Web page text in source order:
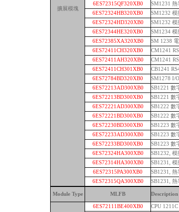
擴展模塊
6ES72315QF320XB0
SM1231 熱
6ES72324HB320XB0
SM1232
6ES72324HD320XB0
SM1232
6ES72344HE320XB0
SM1234
6ES72385XA320XB0
SM 1238
6ES72411CH320XB0
CM1241
6ES72411AH320XB0
CM1241
6ES72411CH301XB0
CB1241
6ES72784BD320XB0
SM1278 I/
6ES72213AD300XB0
SB1221 數
6ES72213BD300XB0
SB1221 數
6ES72221AD300XB0
SB1222 數
6ES72221BD300XB0
SB1222 數
6ES72230BD300XB0
SB1223 數
6ES72233AD300XB0
SB1223 數
6ES72233BD300XB0
SB1223 數
6ES72324HA300XB0
SB1232,
6ES72314HA300XB0
SB1231,
6ES72315PA300XB0
SB1231,
6ES72315QA300XB0
SB1231,
Module Type MLFB Description
6ES72111BE400XB0 CPU